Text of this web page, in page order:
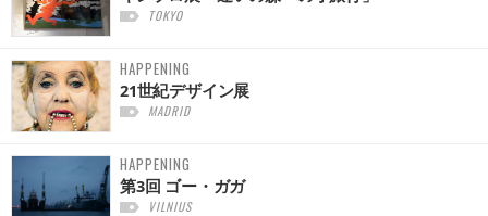
TOKYO
HAPPENING
21世紀デザイン展
MADRID
HAPPENING
第3回 ゴー・ガガ
VILNIUS